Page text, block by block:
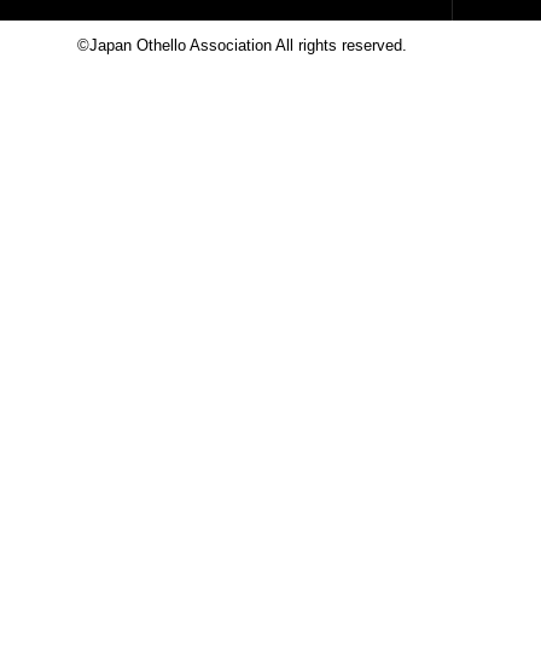
©Japan Othello Association All rights reserved.